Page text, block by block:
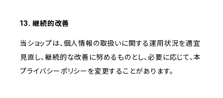
13. 継続的改善
当ショップは、個人情報の取扱いに関する運用状況を適宜
見直し、継続的な改善に努めるものとし、必要に応じて、本
プライバシーポリシーを変更することがあります。